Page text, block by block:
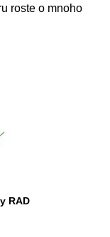
roste o mnoho
RAD